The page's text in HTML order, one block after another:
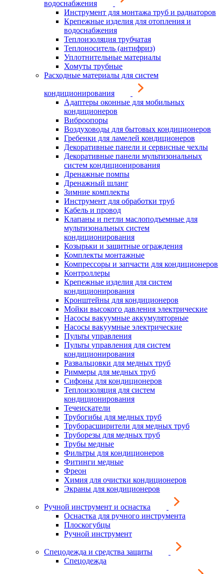
водоснабжения
Инструмент для монтажа труб и радиаторов
Крепежные изделия для отопления и
водоснабжения
Теплоизоляция трубчатая
Теплоноситель (антифриз)
Уплотнительные материалы
Хомуты трубные
Расходные материалы для систем
кондиционирования
Адаптеры оконные для мобильных
кондиционеров
Виброопоры
Воздуховоды для бытовых кондиционеров
Гребенки для ламелей кондиционеров
Декоративные панели и сервисные чехлы
Декоративные панели мультизональных
систем кондиционирования
Дренажные помпы
Дренажный шланг
Зимние комплекты
Инструмент для обработки труб
Кабель и провод
Клапаны и петли маслоподъемные для
мультизональных систем
кондиционирования
Козырьки и защитные ограждения
Комплекты монтажные
Компрессоры и запчасти для кондиционеров
Контроллеры
Крепежные изделия для систем
кондиционирования
Кронштейны для кондиционеров
Мойки высокого давления электрические
Насосы вакуумные аккумуляторные
Насосы вакуумные электрические
Пульты управления
Пульты управления для систем
кондиционирования
Развальцовки для медных труб
Риммеры для медных труб
Сифоны для кондиционеров
Теплоизоляция для систем
кондиционирования
Течеискатели
Трубогибы для медных труб
Труборасширители для медных труб
Труборезы для медных труб
Трубы медные
Фильтры для кондиционеров
Фитинги медные
Фреон
Химия для очистки кондиционеров
Экраны для кондиционеров
Ручной инструмент и оснастка
Оснастка для ручного инструмента
Плоскогубцы
Ручной инструмент
Спецодежда и средства защиты
Спецодежда